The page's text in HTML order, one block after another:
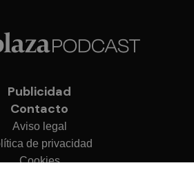
Publicidad
Contacto
Aviso legal
de privacidad
Cookies